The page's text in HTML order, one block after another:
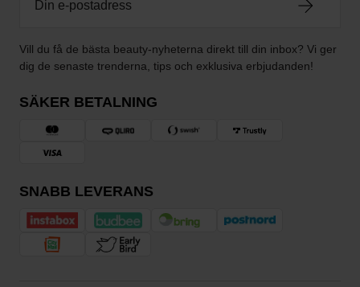
Vill du få de bästa beauty-nyheterna direkt till din inbox? Vi ger
dig de senaste trenderna, tips och exklusiva erbjudanden!
SÄKER BETALNING
SNABB LEVERANS